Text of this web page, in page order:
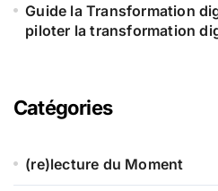
Guide la Transformation
piloter la transformation
Catégories
(re)lecture du Moment